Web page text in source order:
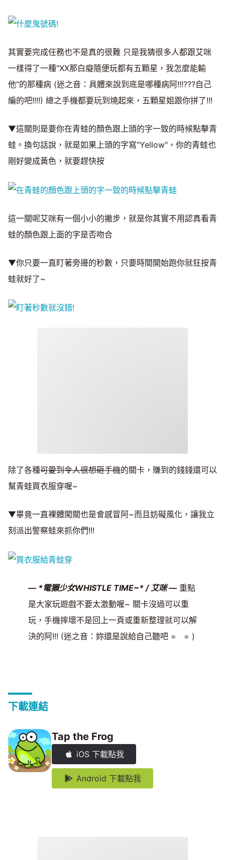
其實要完成任務也不是真的很難 只是我猜很多人都跟艾咪
一樣得了一種"XX那白癡隨便玩都有五顆星，我怎麼能輸
他"的那種病 (迷之音：具體來說到底是哪種病阿!!!???自己
編的吧!!!!) 總之手機都要玩到燒起來，五顆星姐跟你拼了!!!
▼這關則是要你在青蛙的顏色跟上頭的字一致的時候點擊青
蛙。換句話說，就是如果上頭的字寫"Yellow"，你的青蛙也
剛好變成黃色，就要趕快按
這一關呢艾咪有一個小小的撇步，就是你其實不用認真看青
蛙的顏色跟上面的字是否吻合
▼你只要一直盯著旁邊的秒數，只要時間開始跑你就狂按青
蛙就好了~
除了各種可愛到令人很想砸手機的關卡，賺到的錢錢還可以
幫青蛙買衣服穿喔~
▼畢竟一直裸體闖關也是會感冒阿~而且妨礙風化，讓我立
刻派出警察蛙來抓你們!!!
— *電獺少女WHISTLE TIME~* / 艾咪 —重點
是大家玩遊戲不要太激動喔~ 關卡沒過可以重
玩，手機摔壞不是回上一頁或重新整理就可以解
決的阿!!! (迷之音：妳還是說給自己聽吧 = = )
下載連結
Tap the Frog
iOS 下載點我
Android 下載點我